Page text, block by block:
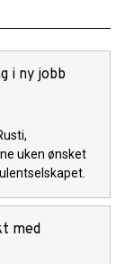
i ny jobb
uken ønsket
med